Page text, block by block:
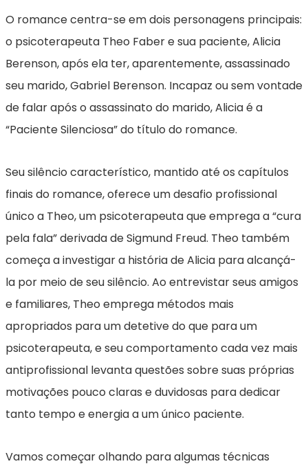
O romance centra-se em dois personagens principais:
o psicoterapeuta Theo Faber e sua paciente, Alicia
Berenson, após ela ter, aparentemente, assassinado
seu marido, Gabriel Berenson. Incapaz ou sem vontade
de falar após o assassinato do marido, Alicia é a
“Paciente Silenciosa” do título do romance.
Seu silêncio característico, mantido até os capítulos
finais do romance, oferece um desafio profissional
único a Theo, um psicoterapeuta que emprega a “cura
pela fala” derivada de Sigmund Freud. Theo também
começa a investigar a história de Alicia para alcançá-
la por meio de seu silêncio. Ao entrevistar seus amigos
e familiares, Theo emprega métodos mais
apropriados para um detetive do que para um
psicoterapeuta, e seu comportamento cada vez mais
antiprofissional levanta questões sobre suas próprias
motivações pouco claras e duvidosas para dedicar
tanto tempo e energia a um único paciente.
Vamos começar olhando para algumas técnicas